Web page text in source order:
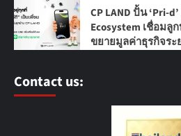
CP LAND ปั้น ‘Pri-
Ecosystem เชื่อม
ขยายมูลค่าธุรกิจระ
Contact us: